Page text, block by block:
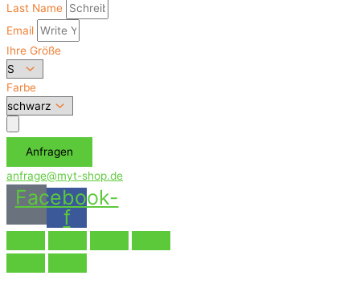
Last Name
Email
Ihre Größe
Farbe
Аnfragen
anfrage@myt-shop.de
Facebook-
f